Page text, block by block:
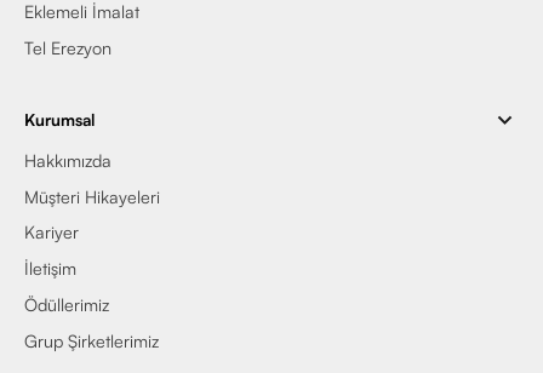
Eklemeli İmalat
Tel Erezyon
Kurumsal
Hakkımızda
Müşteri Hikayeleri
Kariyer
İletişim
Ödüllerimiz
Grup Şirketlerimiz